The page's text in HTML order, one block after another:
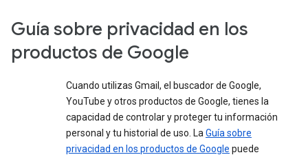
Guía sobre privacidad en los
productos de Google
Cuando utilizas Gmail, el buscador de Google,
YouTube y otros productos de Google, tienes la
capacidad de controlar y proteger tu información
personal y tu historial de uso. La Guía sobre
privacidad en los productos de Google puede